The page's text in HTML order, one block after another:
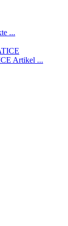
...
Artikel ...